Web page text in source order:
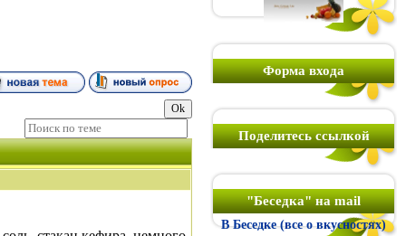
Форма входа
Поделитесь ссылкой
"Беседка" на mail
В Беседке (все о вкусностях)